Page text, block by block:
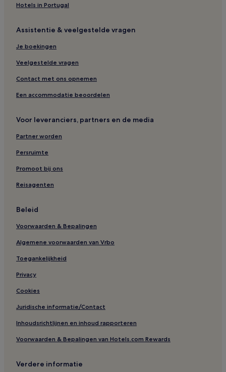
Hotels in Portugal
Assistentie & veelgestelde vragen
Je boekingen
Veelgestelde vragen
Contact met ons opnemen
Een accommodatie beoordelen
Voor leveranciers, partners en de media
Partner worden
Persruimte
Promoot bij ons
Reisagenten
Beleid
Voorwaarden & Bepalingen
Algemene voorwaarden van Vrbo
Toegankelijkheid
Privacy
Cookies
Juridische informatie/Contact
Inhoudsrichtlijnen en inhoud rapporteren
Voorwaarden & Bepalingen van Hotels.com Rewards
Verdere informatie